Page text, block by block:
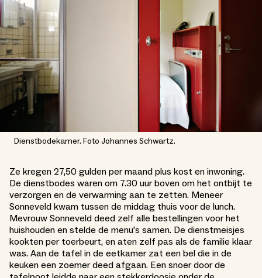
Dienstbodekamer. Foto Johannes Schwartz.
Ze kregen 27,50 gulden per maand plus kost en inwoning.
De dienstbodes waren om 7.30 uur boven om het ontbijt te
verzorgen en de verwarming aan te zetten. Meneer
Sonneveld kwam tussen de middag thuis voor de lunch.
Mevrouw Sonneveld deed zelf alle bestellingen voor het
huishouden en stelde de menu’s samen. De dienstmeisjes
kookten per toerbeurt, en aten zelf pas als de familie klaar
was. Aan de tafel in de eetkamer zat een bel die in de
keuken een zoemer deed afgaan. Een snoer door de